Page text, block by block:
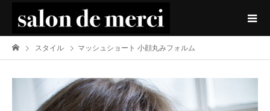
スタイル マッシュショート 小顔丸みフォルム